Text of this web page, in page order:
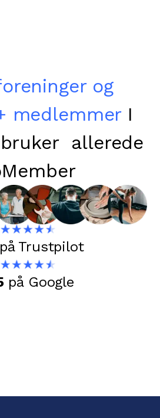
og
medlemmerI
allerede
på Trustpilot
på Google